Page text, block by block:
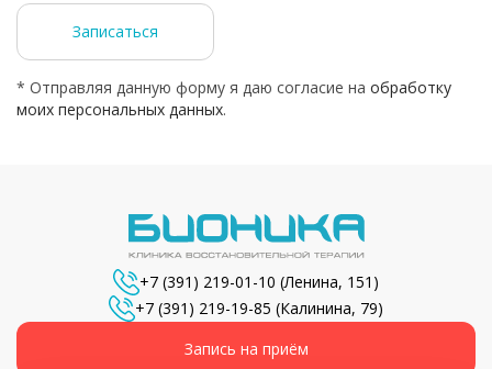
Записаться
* Отправляя данную форму я даю согласие на обработку
моих персональных данных.
+7 (391) 219-01-10 (Ленина, 151)
+7 (391) 219-19-85 (Калинина, 79)
Запись на приём